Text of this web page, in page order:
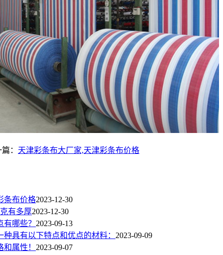
： 天津彩条布大厂家,天津彩条布价格
条布价格2023-12-30
有多厚2023-12-30
哪些？ 2023-09-13
具有以下特点和优点的材料： 2023-09-09
属性！ 2023-09-07